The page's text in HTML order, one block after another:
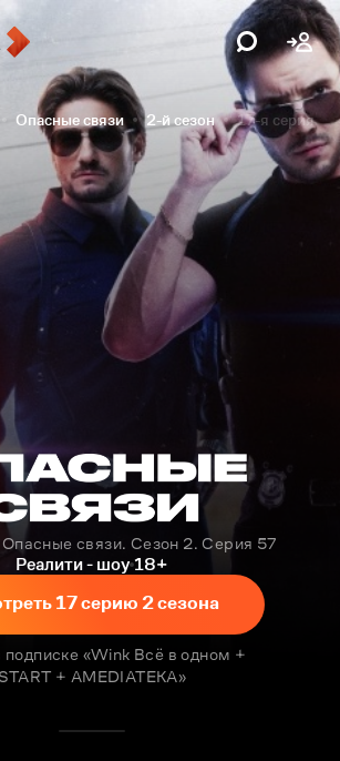
Опасные связи 2-й сезон 17-я серия
связи. Сезон 2. Серия 57
Реалити - шоу 18+
17 серию 2 сезона
подписке «Wink Всё в одном +
START + AMEDIATEKA»